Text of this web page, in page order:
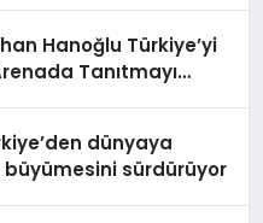
Hanoğlu Türkiye’yi
Tanıtmayı
dünyaya
sürdürüyor